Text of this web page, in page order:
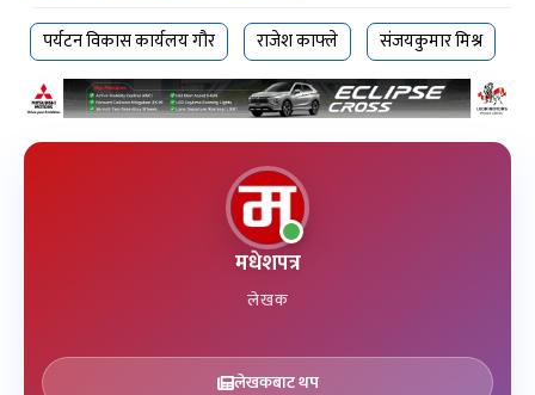
पर्यटन विकास कार्यलय गौर राजेश काफ्ले संजयकुमार मिश्र
मधेशपत्र
लेखक
लेखकबाट थप